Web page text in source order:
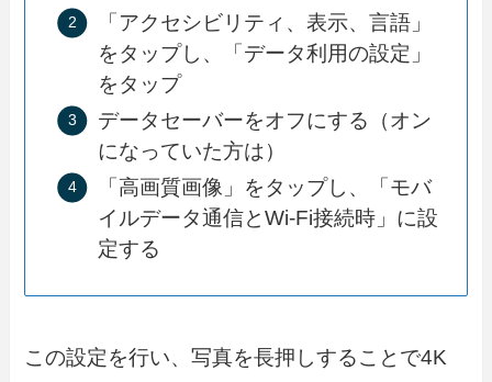
「アクセシビリティ、表示、言語」
をタップし、「データ利用の設定」
をタップ
データセーバーをオフにする（オン
になっていた方は）
「高画質画像」をタップし、「モバ
イルデータ通信とWi-Fi接続時」に設
定する
この設定を行い、写真を長押しすることで4K